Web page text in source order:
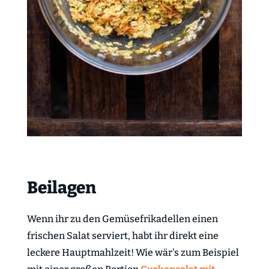
Beilagen
Wenn ihr zu den Gemüsefrikadellen einen
frischen Salat serviert, habt ihr direkt eine
leckere Hauptmahlzeit! Wie wär's zum Beispiel